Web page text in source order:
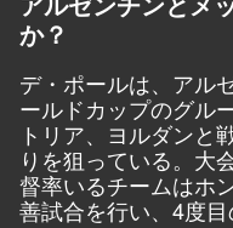
か？
デ・ポールは、アル
ールドカップのグル
トリア、ヨルダンと
りを狙っている。大
督率いるチームはホ
善試合を行い、4度目